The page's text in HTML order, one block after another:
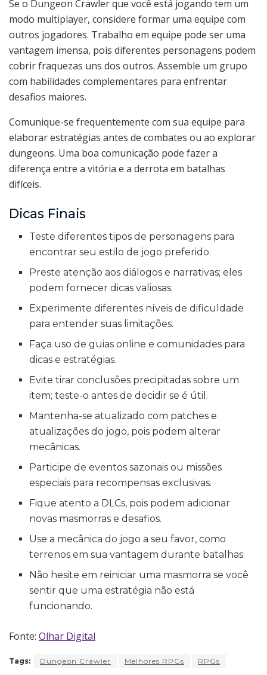
Se o Dungeon Crawler que você está jogando tem um
modo multiplayer, considere formar uma equipe com
outros jogadores. Trabalho em equipe pode ser uma
vantagem imensa, pois diferentes personagens podem
cobrir fraquezas uns dos outros. Assemble um grupo
com habilidades complementares para enfrentar
desafios maiores.
Comunique-se frequentemente com sua equipe para
elaborar estratégias antes de combates ou ao explorar
dungeons. Uma boa comunicação pode fazer a
diferença entre a vitória e a derrota em batalhas
difíceis.
Dicas Finais
Teste diferentes tipos de personagens para
encontrar seu estilo de jogo preferido.
Preste atenção aos diálogos e narrativas; eles
podem fornecer dicas valiosas.
Experimente diferentes níveis de dificuldade
para entender suas limitações.
Faça uso de guias online e comunidades para
dicas e estratégias.
Evite tirar conclusões precipitadas sobre um
item; teste-o antes de decidir se é útil.
Mantenha-se atualizado com patches e
atualizações do jogo, pois podem alterar
mecânicas.
Participe de eventos sazonais ou missões
especiais para recompensas exclusivas.
Fique atento a DLCs, pois podem adicionar
novas masmorras e desafios.
Use a mecânica do jogo a seu favor, como
terrenos em sua vantagem durante batalhas.
Não hesite em reiniciar uma masmorra se você
sentir que uma estratégia não está
funcionando.
Fonte: Olhar Digital
Tags: Dungeon Crawler Melhores RPGs RPGs